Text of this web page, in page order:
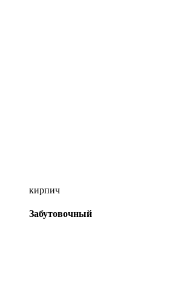
кирпич
Забутовочный